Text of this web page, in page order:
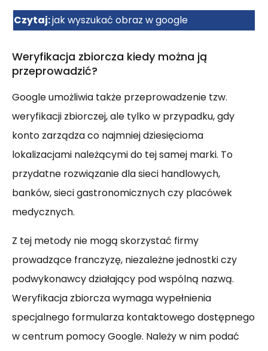
Czytaj:jak wyszukać obraz w google
Weryfikacja zbiorcza kiedy można ją
przeprowadzić?
Google umożliwia także przeprowadzenie tzw.
weryfikacji zbiorczej, ale tylko w przypadku, gdy
konto zarządza co najmniej dziesięcioma
lokalizacjami należącymi do tej samej marki. To
przydatne rozwiązanie dla sieci handlowych,
banków, sieci gastronomicznych czy placówek
medycznych.
Z tej metody nie mogą skorzystać firmy
prowadzące franczyzę, niezależne jednostki czy
podwykonawcy działający pod wspólną nazwą.
Weryfikacja zbiorcza wymaga wypełnienia
specjalnego formularza kontaktowego dostępnego
w centrum pomocy Google. Należy w nim podać